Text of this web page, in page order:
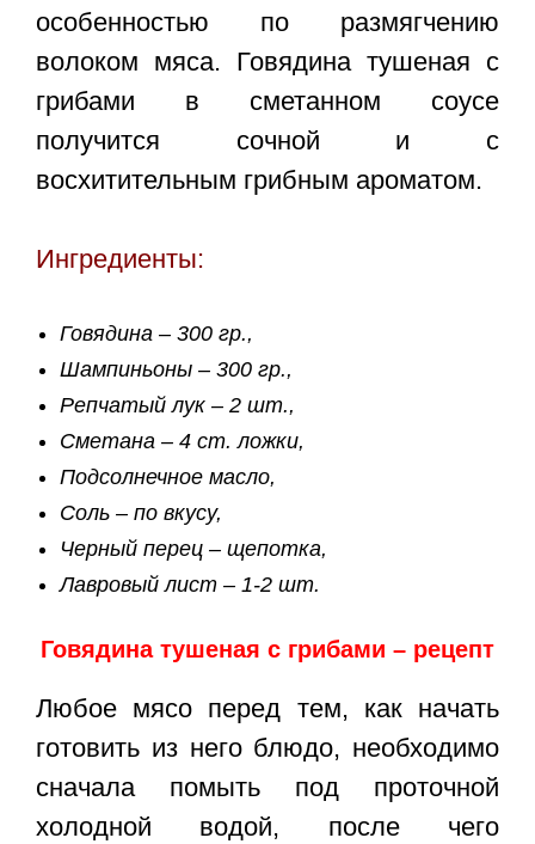
особенностью по размягчению
волоком мяса. Говядина тушеная с
грибами в сметанном соусе
получится сочной и с
восхитительным грибным ароматом.
Ингредиенты:
Говядина – 300 гр.,
Шампиньоны – 300 гр.,
Репчатый лук – 2 шт.,
Сметана – 4 ст. ложки,
Подсолнечное масло,
Соль – по вкусу,
Черный перец – щепотка,
Лавровый лист – 1-2 шт.
Говядина тушеная с грибами – рецепт
Любое мясо перед тем, как начать
готовить из него блюдо, необходимо
сначала помыть под проточной
холодной водой, после чего